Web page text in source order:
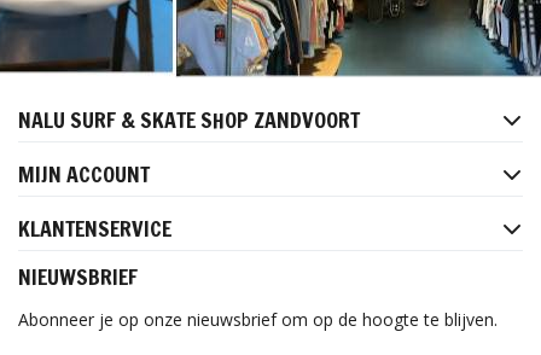
NALU SURF & SKATE SHOP ZANDVOORT
MIJN ACCOUNT
KLANTENSERVICE
NIEUWSBRIEF
Abonneer je op onze nieuwsbrief om op de hoogte te blijven.